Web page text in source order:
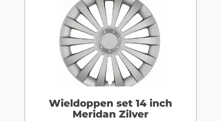
Wieldoppen set 14 inch
Meridan Zilver